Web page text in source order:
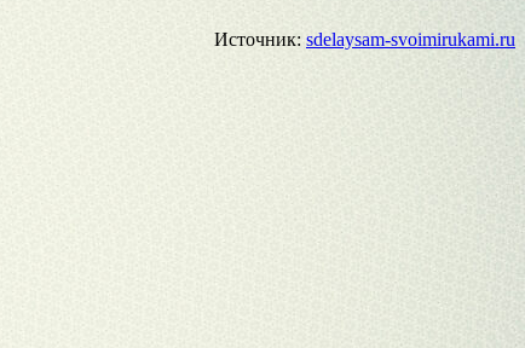
Источник: sdelaysam-svoimirukami.ru